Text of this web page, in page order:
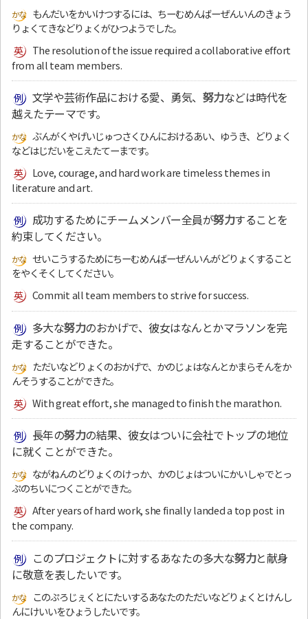
もんだいをかいけつするには、ちーむめんばーぜんいんのきょう
りょくてきなどりょくがひつようでした。
The resolution of the issue required a collaborative effort
from all team members.
文学や芸術作品における愛、勇気、 努力などは時代を
越えたテーマです。
ぶんがくやげいじゅつさくひんにおけるあい、ゆうき、どりょく
などはじだいをこえたてーまです。
Love, courage, and hard work are timeless themes in
literature and art.
成功するためにチームメンバー全員が努力することを
約束してください。
せいこうするためにちーむめんばーぜんいんがどりょくすること
をやくそくしてください。
Commit all team members to strive for success.
多大な努力のおかげで、彼女はなんとかマラソンを完
走することができた。
ただいなどりょくのおかげで、かのじょはなんとかまらそんをか
んそうすることができた。
With great effort, she managed to finish the marathon.
長年の努力の結果、彼女はついに会社でトップの地位
に就くことができた。
ながねんのどりょくのけっか、かのじょはついにかいしゃでとっ
ぷのちいにつくことができた。
After years of hard work, she finally landed a top post in
the company.
このプロジェクトに対するあなたの多大な努力と献身
に敬意を表したいです。
このぷろじぇくとにたいするあなたのただいなどりょくとけんし
んにけいいをひょうしたいです。